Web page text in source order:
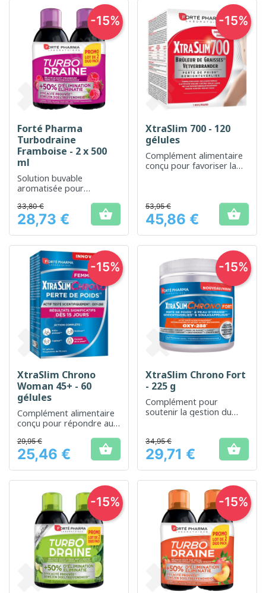
Forté Pharma
Turbodraine
Framboise - 2 x 500
ml
Solution buvable
aromatisée pour
drainage de l'organisme
Prix
33,80 €
28,73 € 
-15%
XtraSlim 700 - 120
gélules
Complément alimentaire
conçu pour favoriser la
Prix
53,95 €
45,86 € 
-15%
XtraSlim Chrono
Woman 45+ - 60
gélules
Complément alimentaire
conçu pour répondre aux
femmes de plus de 45 ans
Prix
29,95 €
25,46 € 
-15%
XtraSlim Chrono Fort
- 225 g
Complément pour
soutenir la gestion du
Prix
34,95 €
29,71 € 
-15%
-15% -15%